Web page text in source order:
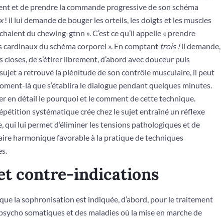
et de prendre la commande progressive de son schéma
! il lui demande de bouger les orteils, les doigts et les muscles
du chewing-gtnn ». C’est ce qu’il appelle « prendre
du schéma corporel ». En comptant trois !il demande,
de s’étirer librement, d’abord avec douceur puis
a retrouvé la plénitude de son contrôle musculaire, il peut
là que s’établira le dialogue pendant quelques minutes.
en détail le pourquoi et le comment de cette technique.
systématique crée chez le sujet entraîné un réflexe
qui lui permet d’éliminer les ten­sions pathologiques et de
harmo­nique favorable à la pratique de techniques
contre-indications
la sophronisation est indiquée, d’abord, pour le traitement
somatiques et des maladies où la mise en marche de